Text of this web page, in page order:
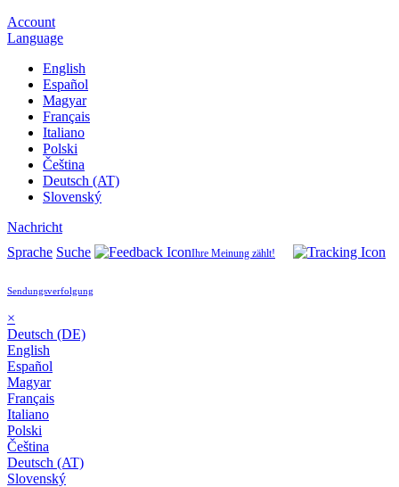
Account
Language
English
Español
Magyar
Français
Italiano
Polski
Čeština
Deutsch (AT)
Slovenský
Nachricht
Sprache Suche Ihre Meinung zählt!
Sendungsverfolgung
×
Deutsch (DE)
English
Español
Magyar
Français
Italiano
Polski
Čeština
Deutsch (AT)
Slovenský